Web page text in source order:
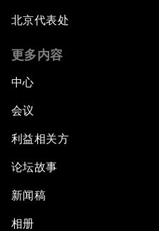
北京代表处
更多内容
中心
会议
利益相关方
论坛故事
新闻稿
相册